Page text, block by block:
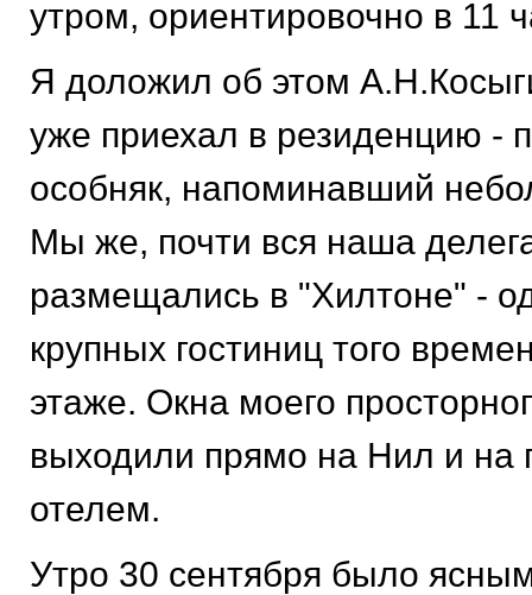
утром, ориентировочно в 11
Я доложил об этом
уже приехал в резиденцию -
особняк, напоминавший
Мы же, почти вся наша
размещались в "Хилтоне" -
крупных гостиниц того
этаже. Окна моего
выходили прямо на Нил и на
отелем.
Утро 30 сентября было